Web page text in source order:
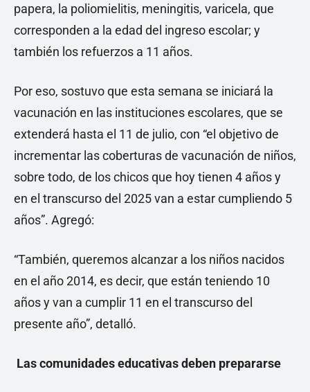
papera, la poliomielitis, meningitis, varicela, que
corresponden a la edad del ingreso escolar; y
también los refuerzos a 11 años.
Por eso, sostuvo que esta semana se iniciará la
vacunación en las instituciones escolares, que se
extenderá hasta el 11 de julio, con “el objetivo de
incrementar las coberturas de vacunación de niños,
sobre todo, de los chicos que hoy tienen 4 años y
en el transcurso del 2025 van a estar cumpliendo 5
años”. Agregó:
“También, queremos alcanzar a los niños nacidos
en el año 2014, es decir, que están teniendo 10
años y van a cumplir 11 en el transcurso del
presente año”, detalló.
Las comunidades educativas deben prepararse